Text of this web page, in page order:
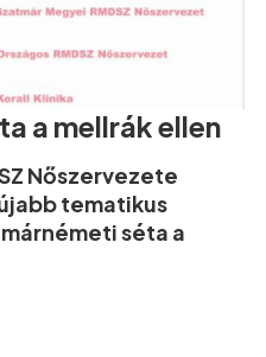
a mellrák ellen
Nőszervezete
tematikus
séta a